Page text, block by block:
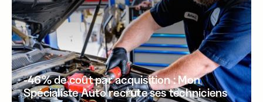
-46% de coût par acquisition : Mon
Spécialiste Auto recrute ses techniciens